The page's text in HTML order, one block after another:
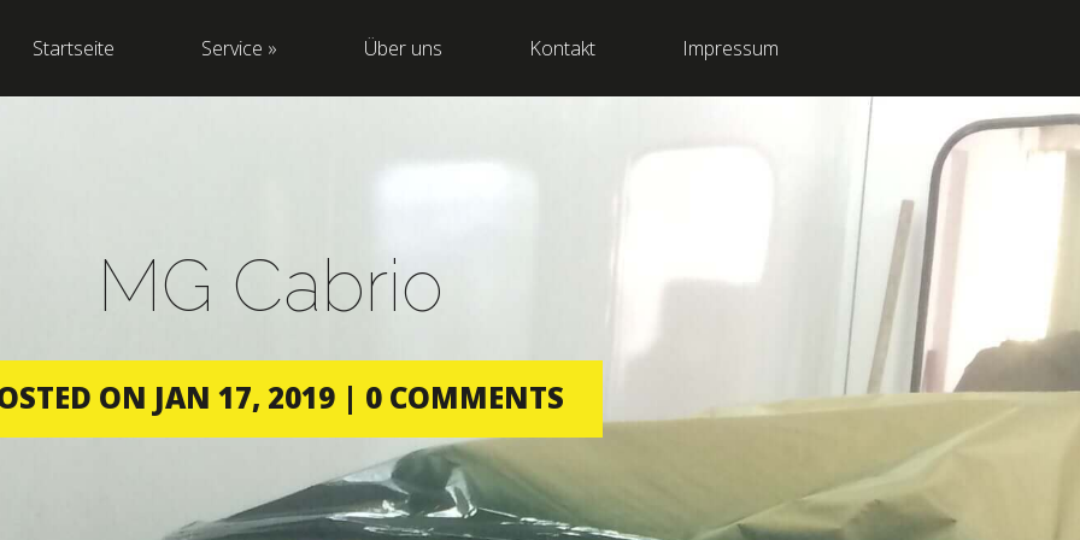
Startseite Service » Über uns Kontakt Impressum
MG Cabrio
ON JAN 17, 2019 | 0 COMMENTS